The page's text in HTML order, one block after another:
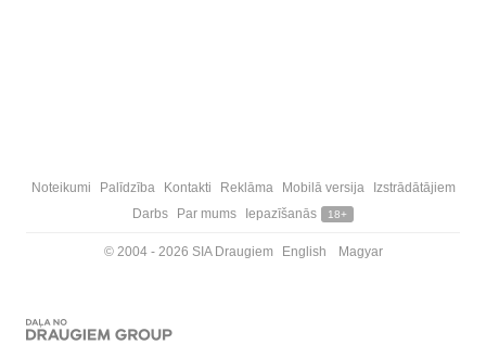
Noteikumi Palīdzība Kontakti Reklāma Mobilā versija
Izstrādātājiem
Darbs
Par mums Iepazīšanās 18+
© 2004 - 2026 SIA Draugiem English Magyar